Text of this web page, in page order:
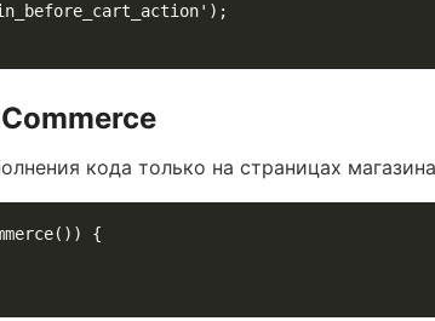
кода только на страницах
{